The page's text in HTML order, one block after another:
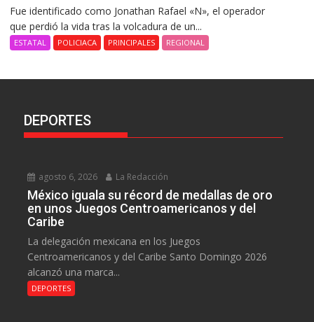
Fue identificado como Jonathan Rafael «N», el operador
que perdió la vida tras la volcadura de un...
ESTATAL POLICIACA PRINCIPALES REGIONAL
DEPORTES
agosto 6, 2026 La Redacción
México iguala su récord de medallas de oro
en unos Juegos Centroamericanos y del
Caribe
La delegación mexicana en los Juegos
Centroamericanos y del Caribe Santo Domingo 2026
alcanzó una marca...
DEPORTES